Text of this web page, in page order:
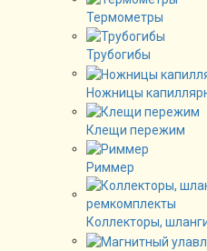
Термометры
Трубогибы
Ножницы
Клещи пережим
Риммер
Коллекторы,